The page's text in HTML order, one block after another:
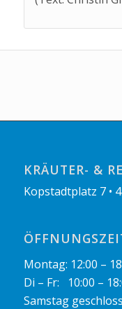
KRÄUTER- &
Kopstadtplatz 7 •
Montag: 12:00 –
Di – Fr: 10:00 –
Samstag